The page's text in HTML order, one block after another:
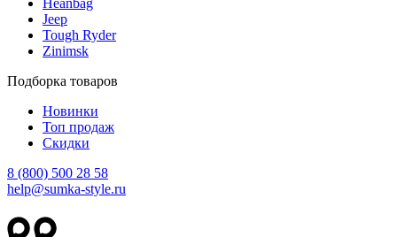
Heanbag
Jeep
Tough Ryder
Zinimsk
Подборка товаров
Новинки
Топ продаж
Скидки
8 (800) 500 28 58
help@sumka-style.ru